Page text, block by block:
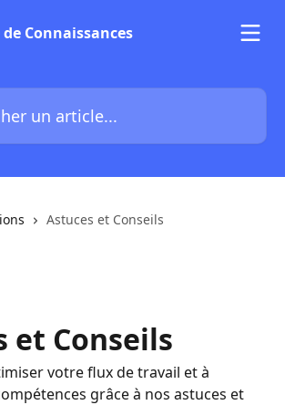
Astuces et Conseils
et Conseils
votre flux de travail et à
grâce à nos astuces et